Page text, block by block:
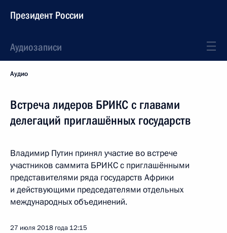
Президент России
Аудиозаписи
Аудио
Встреча лидеров БРИКС с главами
делегаций приглашённых государств
Владимир Путин принял участие во встрече
участников саммита БРИКС с приглашёнными
представителями ряда государств Африки
и действующими председателями отдельных
международных объединений.
27 июля 2018 года 12:15